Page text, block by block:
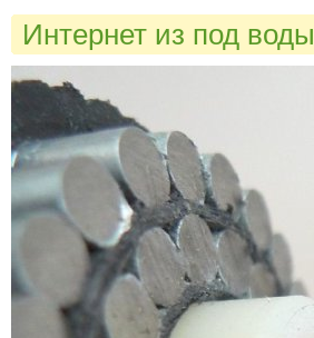
Интернет из под воды